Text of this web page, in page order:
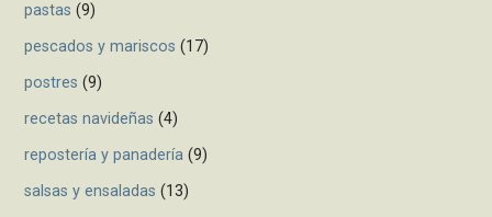
pastas (9)
pescados y mariscos (17)
postres (9)
recetas navideñas (4)
repostería y panadería (9)
salsas y ensaladas (13)